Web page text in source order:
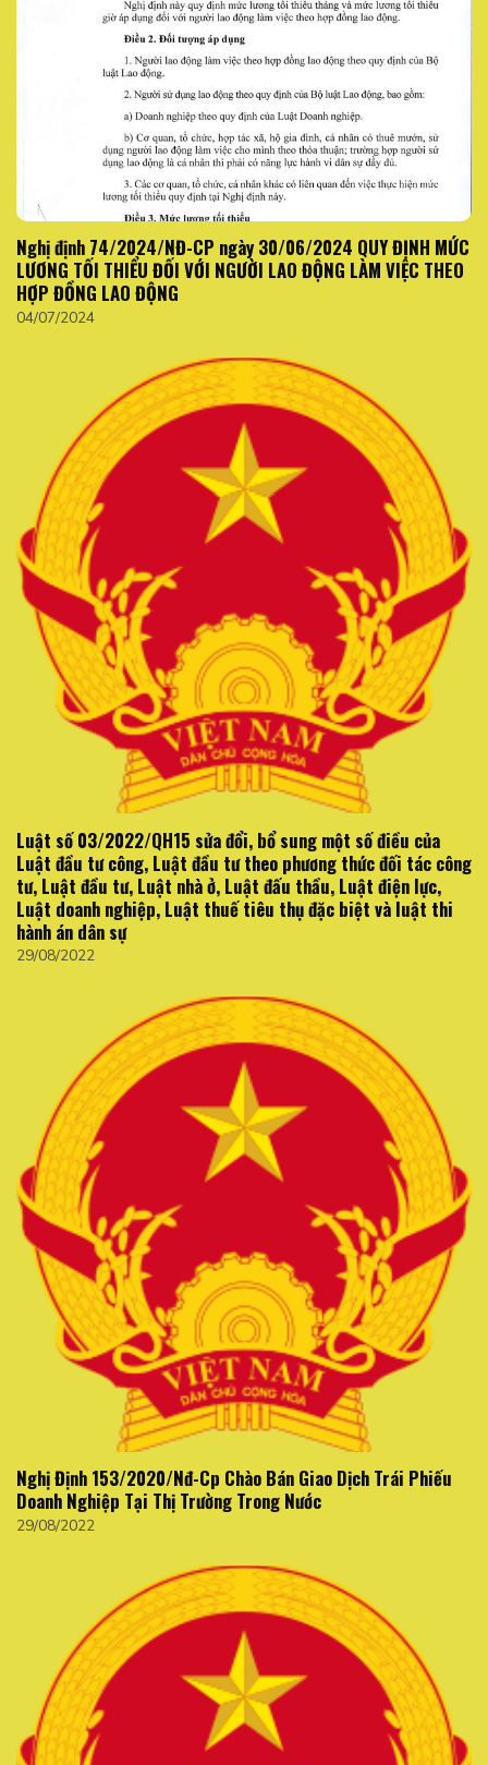
Nghị định 74/2024/NĐ-CP ngày 30/06/2024 QUY ĐỊNH MỨC
LƯƠNG TỐI THIỂU ĐỐI VỚI NGƯỜI LAO ĐỘNG LÀM VIỆC THEO
HỢP ĐỒNG LAO ĐỘNG
04/07/2024
Luật số 03/2022/QH15 sửa đổi, bổ sung một số điều của
Luật đầu tư công, Luật đầu tư theo phương thức đối tác công
tư, Luật đầu tư, Luật nhà ở, Luật đấu thầu, Luật điện lực,
Luật doanh nghiệp, Luật thuế tiêu thụ đặc biệt và luật thi
hành án dân sự
29/08/2022
Nghị Định 153/2020/Nđ-Cp Chào Bán Giao Dịch Trái Phiếu
Doanh Nghiệp Tại Thị Trường Trong Nước
29/08/2022